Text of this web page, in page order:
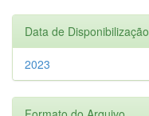
Data de Disponibilização
2023